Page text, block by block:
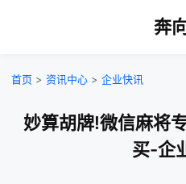
奔
首页 > 资讯中心 > 企业快讯
妙算胡牌!微信麻将
买-企